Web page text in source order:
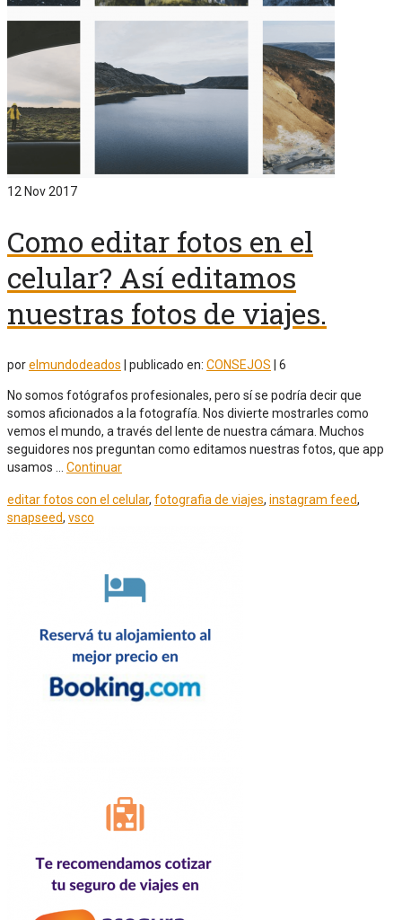
12 Nov 2017
Como editar fotos en el
celular? Así editamos
nuestras fotos de viajes.
porelmundodeados publicado en: CONSEJOS 6
No somos fotógrafos profesionales, pero sí se podría decir que
somos aficionados a la fotografía. Nos divierte mostrarles como
vemos el mundo, a través del lente de nuestra cámara. Muchos
seguidores nos preguntan como editamos nuestras fotos, que app
usamos … Continuar
editar fotos con el celular, fotografia de viajes, instagram feed,
snapseed, vsco